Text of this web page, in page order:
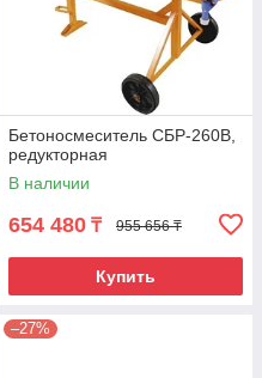
Бетоносмеситель СБР-260В,
редукторная
В наличии
654 480 ₸ 955 656 ₸
Купить
–27%